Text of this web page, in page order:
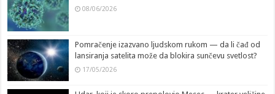
08/06/2026
Pomračenje izazvano ljudskom rukom — da li čađ od
lansiranja satelita može da blokira sunčevu svetlost?
17/05/2026